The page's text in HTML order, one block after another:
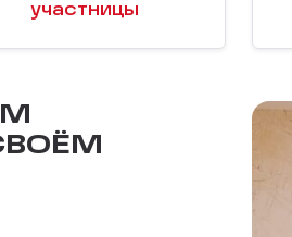
участницы